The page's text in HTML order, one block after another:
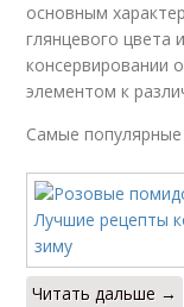
основным
глянцевого цвета
консервировании
элементом к
Самые
Читать дальше →